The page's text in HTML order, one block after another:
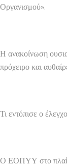
Οργανισμού».
Η ανακοίνωση
πρόχειρο και
Τι εντόπισε ο
Ο ΕΟΠΥΥ στο